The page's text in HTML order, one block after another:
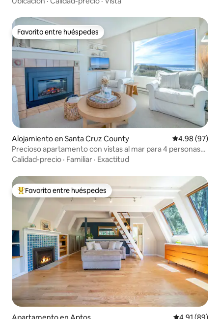
Favorito entre huéspedes
Favorito entre huéspedes
Alojamiento en Santa Cruz County Calificación
4.98 (97)
Precioso apartamento con vistas al mar para 4 personas
con fácil acceso a la playa
Calidad-precio · Familiar · Exactitud
Favorito entre huéspedes preferido
Favorito entre huéspedes